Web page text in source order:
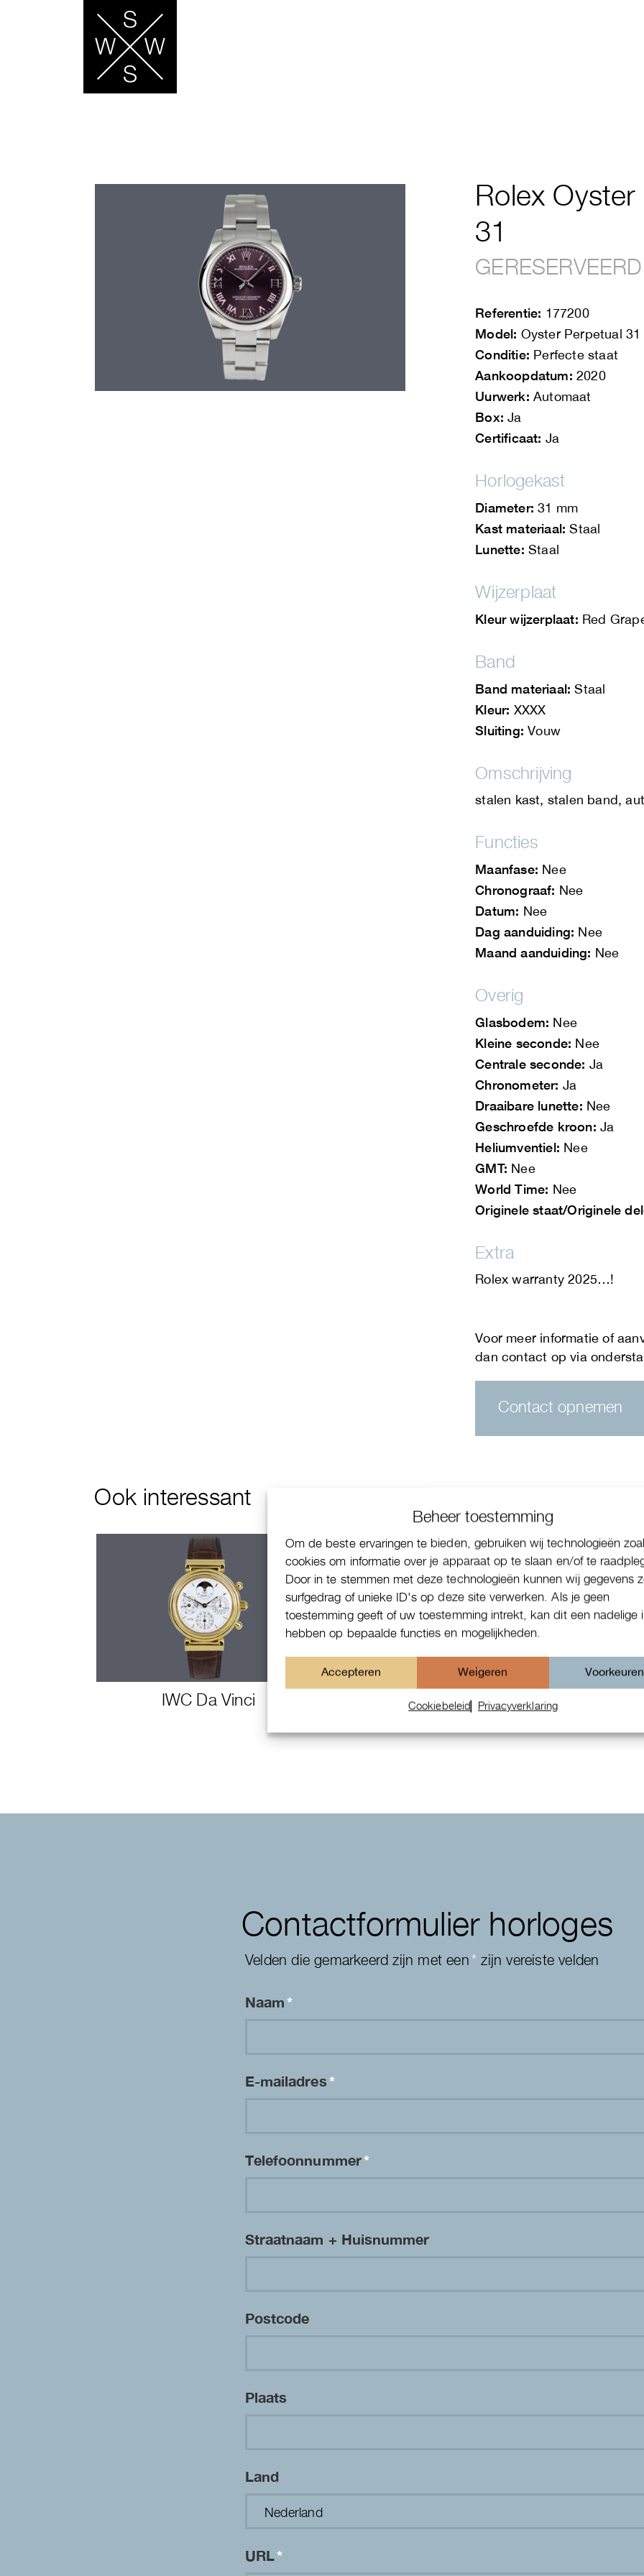
Beheer toestemming
Om de beste ervaringen te bieden, gebruiken wij technologieën
cookies om informatie over je apparaat op te slaan en/of te
Door in te stemmen met deze technologieën kunnen wij gegevens
surfgedrag of unieke ID's op deze site verwerken. Als je geen
toestemming geeft of uw toestemming intrekt, kan dit een nadelige
hebben op bepaalde functies en mogelijkheden.
Accepteren Weigeren Voorkeuren
Cookiebeleid Privacyverklaring
Rolex
31
GERESERVEERD
Referentie: 177200
Model: Oyster Perpetual 31
Conditie: Perfecte staat
Aankoopdatum: 2020
Uurwerk: Automaat
Box: Ja
Certificaat: Ja
Horlogekast
Diameter: 31 mm
Kast materiaal: Staal
Lunette: Staal
Wijzerplaat
Kleur wijzerplaat: Red
Band
Band materiaal: Staal
Kleur: XXXX
Sluiting: Vouw
Omschrijving
stalen kast, stalen band,
Functies
Maanfase: Nee
Chronograaf: Nee
Datum: Nee
Dag aanduiding: Nee
Maand aanduiding: Nee
Overig
Glasbodem: Nee
Kleine seconde: Nee
Centrale seconde: Ja
Chronometer: Ja
Draaibare lunette: Nee
Geschroefde kroon: Ja
Heliumventiel: Nee
GMT: Nee
World Time: Nee
Originele staat/Originele
Extra
Rolex warranty 2025…!
Contact opnemen
Ook interessant
IWC Da Vinci
Patek Philippe Annual Calendar
Contactformulier horloges
Velden die gemarkeerd zijn met een* zijn vereiste velden
Naam*
E-mailadres*
Telefoonnummer*
Straatnaam + Huisnummer
Postcode
Plaats
Land
URL*